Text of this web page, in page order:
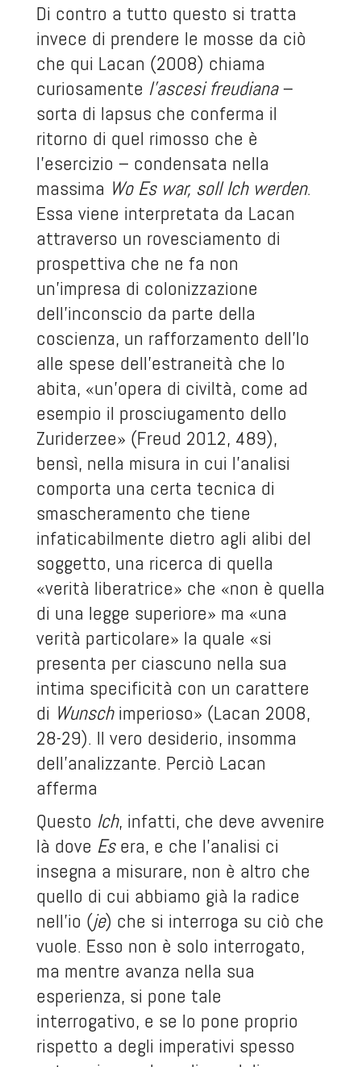
Di contro a tutto questo si tratta
invece di prendere le mosse da ciò
che qui Lacan (2008) chiama
curiosamente l’ascesi freudiana–
sorta di lapsus che conferma il
ritorno di quel rimosso che è
l’esercizio – condensata nella
massima Wo Es war, soll Ich werden.
Essa viene interpretata da Lacan
attraverso un rovesciamento di
prospettiva che ne fa non
un’impresa di colonizzazione
dell’inconscio da parte della
coscienza, un rafforzamento dell’Io
alle spese dell’estraneità che lo
abita, «un’opera di civiltà, come ad
esempio il prosciugamento dello
Zuriderzee» (Freud 2012, 489),
bensì, nella misura in cui l’analisi
comporta una certa tecnica di
smascheramento che tiene
infaticabilmente dietro agli alibi del
soggetto, una ricerca di quella
«verità liberatrice» che «non è quella
di una legge superiore» ma «una
verità particolare» la quale «si
presenta per ciascuno nella sua
intima specificità con un carattere
di Wunschimperioso» (Lacan 2008,
28-29). Il vero desiderio, insomma
dell’analizzante. Perciò Lacan
afferma
Questo Ich, infatti, che deve avvenire
là dove Esera, e che l’analisi ci
insegna a misurare, non è altro che
quello di cui abbiamo già la radice
nell’io (je) che si interroga su ciò che
vuole. Esso non è solo interrogato,
ma mentre avanza nella sua
esperienza, si pone tale
interrogativo, e se lo pone proprio
rispetto a degli imperativi spesso